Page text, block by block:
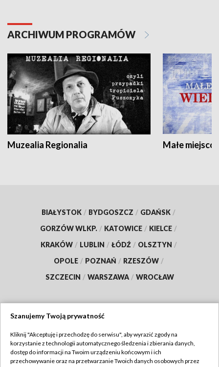
ARCHIWUM PROGRAMÓW
Muzealia Regionalia Małe
BIAŁYSTOK / BYDGOSZCZ / GDAŃSK /
GORZÓW WLKP. / KATOWICE / KIELCE /
KRAKÓW / LUBLIN / ŁÓDŹ / OLSZTYN /
OPOLE / POZNAŃ / RZESZÓW /
SZCZECIN / WARSZAWA / WROCŁAW
TVP
Abonament TVP
Regulamin TVP
Szanujemy Twoją prywatność
Kliknij "Akceptuję i przechodzę do serwisu", aby wyrazić zgody na
korzystanie z technologii automatycznego śledzenia i zbierania danych,
dostęp do informacji na Twoim urządzeniu końcowym i ich
przechowywanie oraz na przetwarzanie Twoich danych osobowych przez